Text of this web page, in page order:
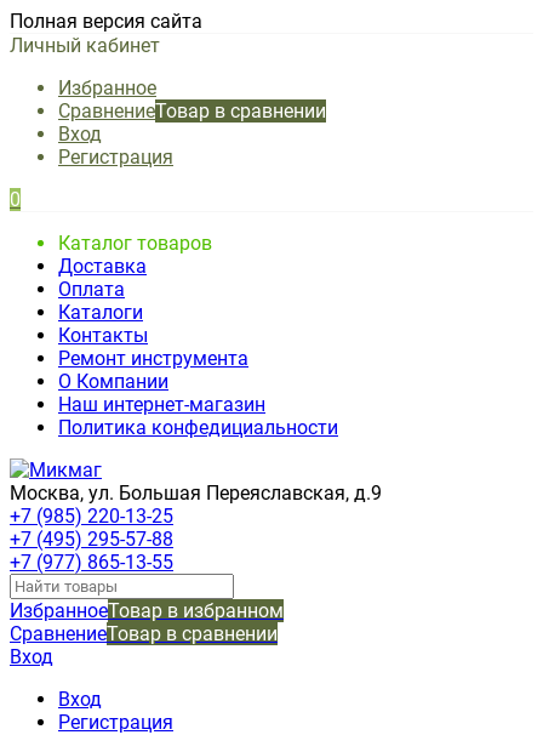
Полная версия сайта
Личный кабинет
Избранное
СравнениеТовар в сравнении
Вход
Регистрация
0
Каталог товаров
Доставка
Оплата
Каталоги
Контакты
Ремонт инструмента
О Компании
Наш интернет-магазин
Политика конфедициальности
Москва, ул. Большая Переяславская, д.9
+7 (985) 220-13-25
+7 (495) 295-57-88
+7 (977) 865-13-55
ИзбранноеТовар в избранном
СравнениеТовар в сравнении
Вход
Вход
Регистрация